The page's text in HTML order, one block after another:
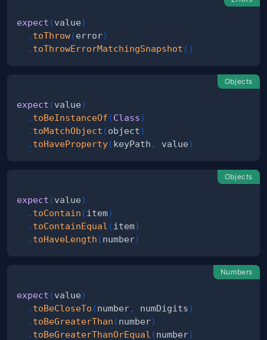
expect (value)
. toThrow(error)
. toThrowErrorMatchingSnapshot ( )
Objects
expect (value)
. toBeInstanceOf (Class)
. toMatchObject (object)
. toHaveProperty(keyPath , value)
Objects
expect (value)
. toContain ( item)
. toContainEqual ( item)
. toHaveLength (number)
Numbers
expect (value)
. toBeCloseTo (number, numDigits)
. toBeGreaterThan (number)
. toBeGreaterThanOrEqual (number)